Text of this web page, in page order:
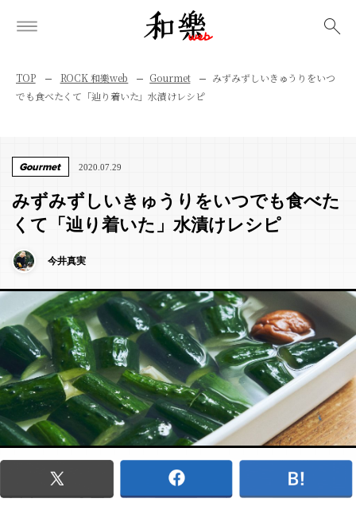
TOP ROCK 和樂web Gourmet
みずみずしいきゅうりをいつ
でも食べたくて「辿り着いた」水漬けレシピ
Gourmet 2020.07.29
みずみずしいきゅうりをいつでも食べた
くて「辿り着いた」水漬けレシピ
今井真実